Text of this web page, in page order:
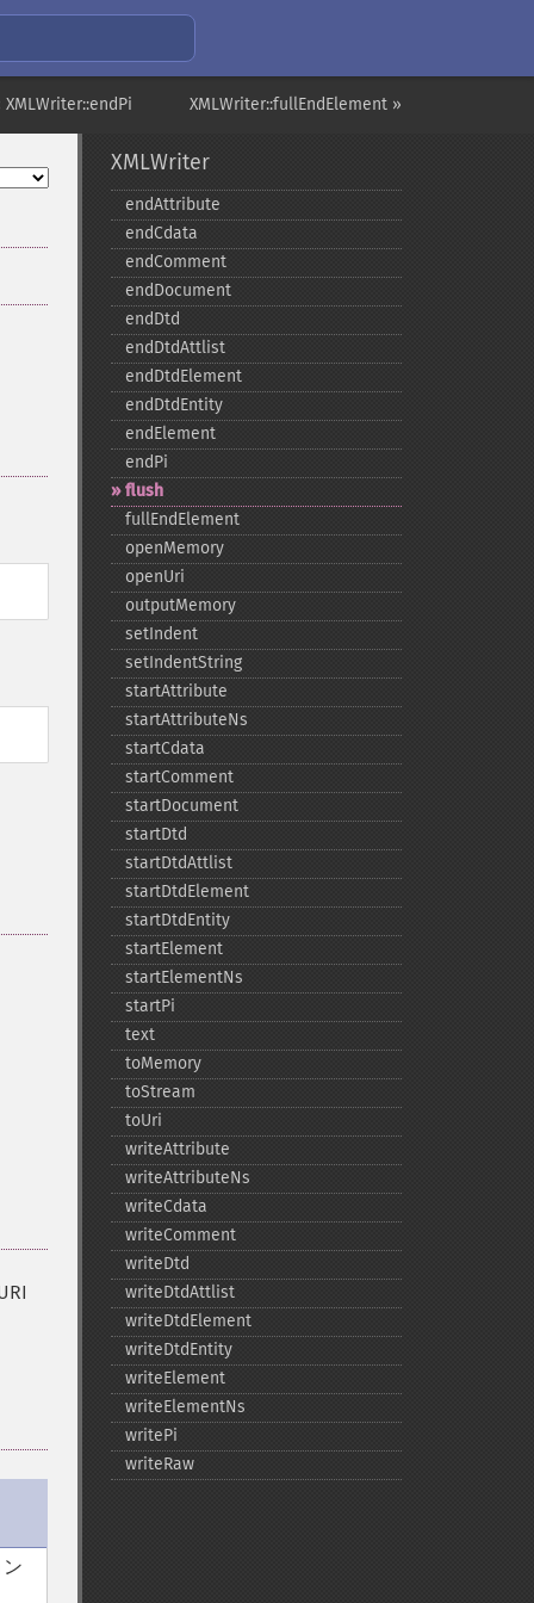
XMLWriter::fullEndElement »
XMLWriter::endPi
XMLWriter
endAttribute
endCdata
endComment
endDocument
endDtd
endDtdAttlist
endDtdElement
endDtdEntity
endElement
endPi
flush
fullEndElement
openMemory
openUri
outputMemory
setIndent
setIndentString
startAttribute
startAttributeNs
startCdata
startComment
startDocument
startDtd
startDtdAttlist
startDtdElement
startDtdEntity
startElement
startElementNs
startPi
text
toMemory
toStream
toUri
writeAttribute
writeAttributeNs
writeCdata
writeComment
writeDtd
writeDtdAttlist
writeDtdElement
writeDtdEntity
writeElement
writeElementNs
writePi
writeRaw